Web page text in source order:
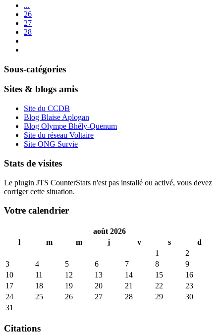
...
26
27
28
Sous-catégories
Sites & blogs amis
Site du CCDB
Blog Blaise Aplogan
Blog Olympe Bhêly-Quenum
Site du réseau Voltaire
Site ONG Survie
Stats de visites
Le plugin JTS CounterStats n'est pas installé ou activé, vous devez
corriger cette situation.
Votre calendrier
août 2026
l
m m j v s
d
1
2
3
4 5 6 7 8
9
10
11 12 13 14 15
16
17
18 19 20 21 22
23
24
25 26 27 28 29
30
31
Citations